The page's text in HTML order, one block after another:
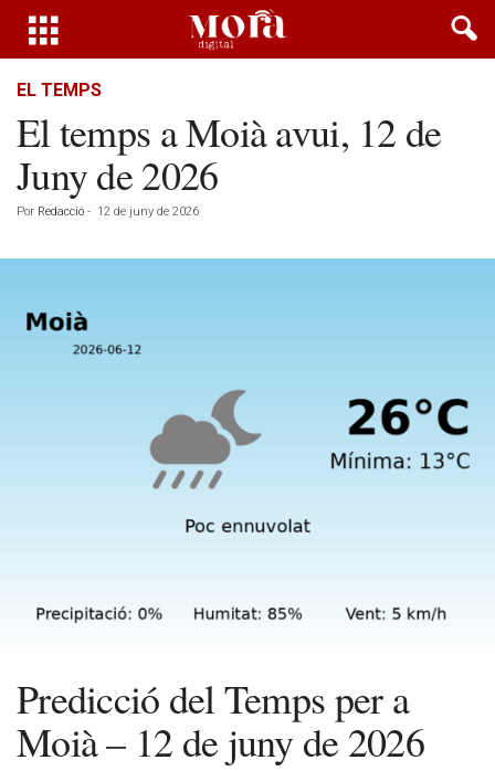
EL TEMPS
El temps a Moià avui, 12 de
Juny de 2026
Por Redacció - 12 de juny de 2026
Predicció del Temps per a
Moià – 12 de juny de 2026